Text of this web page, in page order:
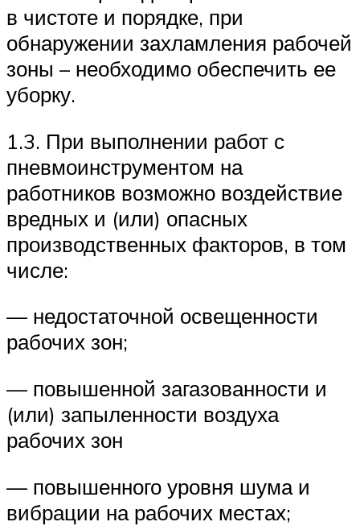
в чистоте и порядке, при
обнаружении захламления рабочей
зоны – необходимо обеспечить ее
уборку.
1.3. При выполнении работ с
пневмоинструментом на
работников возможно воздействие
вредных и (или) опасных
производственных факторов, в том
числе:
— недостаточной освещенности
рабочих зон;
— повышенной загазованности и
(или) запыленности воздуха
рабочих зон
— повышенного уровня шума и
вибрации на рабочих местах;